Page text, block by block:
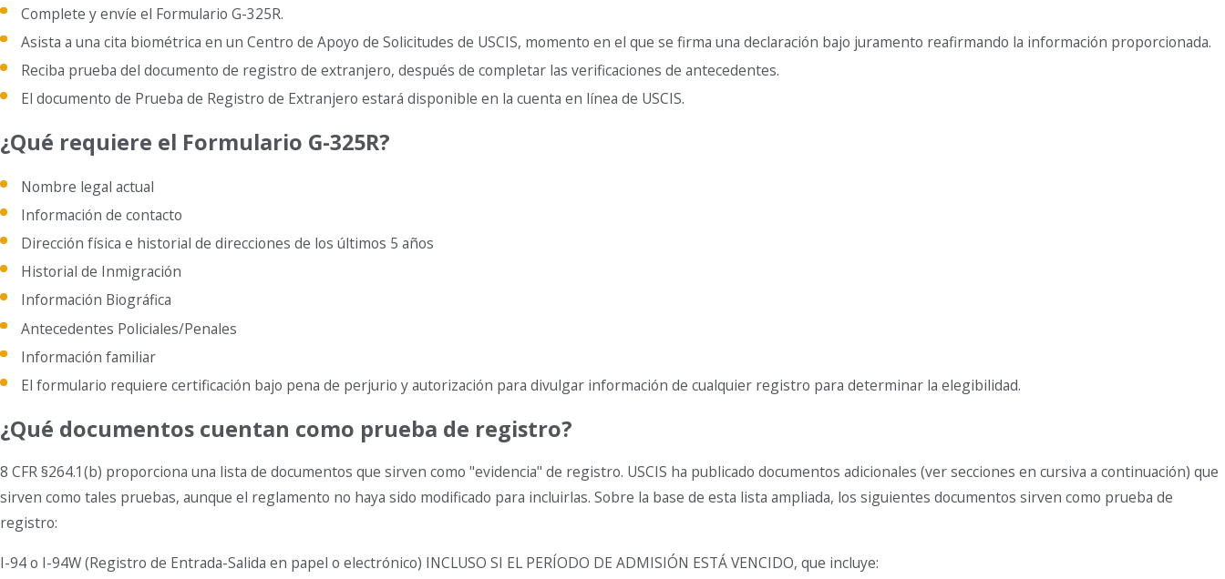
Complete y envíe el Formulario G-325R.
Asista a una cita biométrica en un Centro de Apoyo de Solicitudes de USCIS, momento en el que se firma una declaración bajo juramento reafirmando la información proporcionada.
Reciba prueba del documento de registro de extranjero, después de completar las verificaciones de antecedentes.
El documento de Prueba de Registro de Extranjero estará disponible en la cuenta en línea de USCIS.
¿Qué requiere el Formulario G-325R?
Nombre legal actual
Información de contacto
Dirección física e historial de direcciones de los últimos 5 años
Historial de Inmigración
Información Biográfica
Antecedentes Policiales/Penales
Información familiar
El formulario requiere certificación bajo pena de perjurio y autorización para divulgar información de cualquier registro para determinar la elegibilidad.
¿Qué documentos cuentan como prueba de registro?
8 CFR §264.1(b) proporciona una lista de documentos que sirven como "evidencia" de registro. USCIS ha publicado documentos adicionales (ver secciones en cursiva a continuación) que
sirven como tales pruebas, aunque el reglamento no haya sido modificado para incluirlas. Sobre la base de esta lista ampliada, los siguientes documentos sirven como prueba de
registro:
I-94 o I-94W (Registro de Entrada-Salida en papel o electrónico) INCLUSO SI EL PERÍODO DE ADMISIÓN ESTÁ VENCIDO, que incluye: